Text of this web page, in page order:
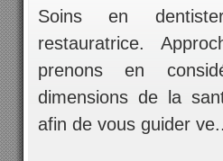
Soins en
restauratrice.
prenons en
dimensions de la
afin de vous guider